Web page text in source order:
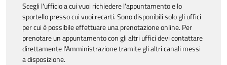
Scegli l'ufficio a cui vuoi richiedere l'appuntamento e lo
sportello presso cui vuoi recarti. Sono disponibili solo gli uffici
per cui è possibile effettuare una prenotazione online. Per
prenotare un appuntamento con gli altri uffici devi contattare
direttamente l'Amministrazione tramite gli altri canali messi
a disposizione.